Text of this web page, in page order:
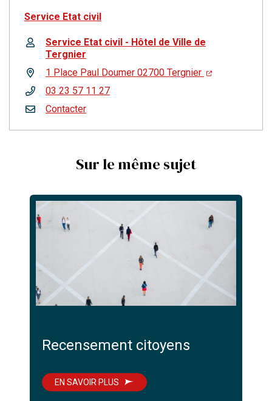
Service Etat civil
Service Etat civil - Hôtel de Ville de
Tergnier
1 Place Paul Doumer 02700 Tergnier
03 23 57 11 27
Contacter
Sur le même sujet
Recensement citoyens
EN SAVOIR PLUS